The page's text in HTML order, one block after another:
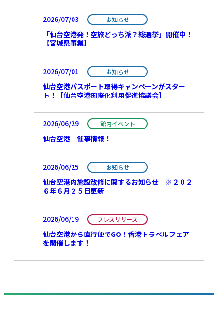
2026/07/03 お知らせ
「仙台空港発！空旅どっち派？総選挙」開催中！
【宮城県事業】
2026/07/01 お知らせ
仙台空港パスポート取得キャンペーンがスター
ト！【仙台空港国際化利用促進協議会】
2026/06/29 館内イベント
仙台空港 催事情報！
2026/06/25 お知らせ
仙台空港内施設改修に関するお知らせ ※２０２
６年６月２５日更新
2026/06/19 プレスリリース
仙台空港から直行便でGO！香港トラベルフェア
を開催します！